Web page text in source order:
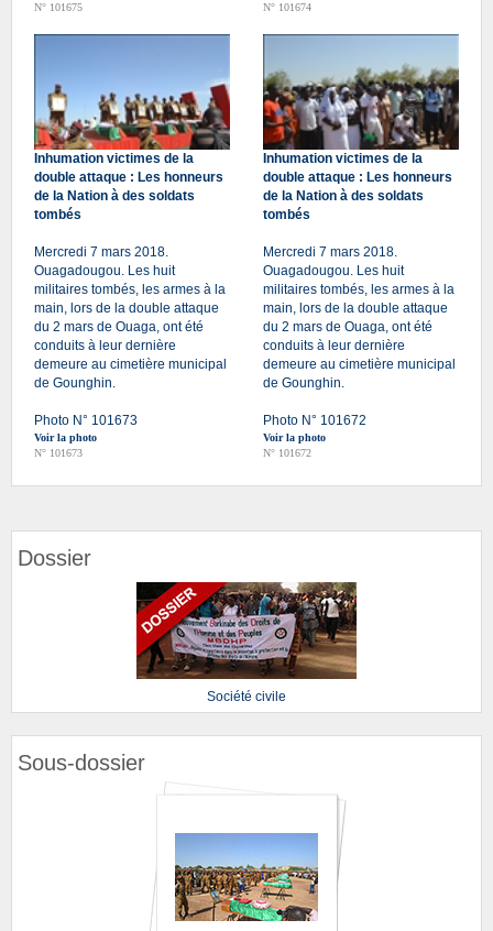
N° 101675 N° 101674
Inhumation victimes de la
double attaque : Les honneurs
de la Nation à des soldats
tombés
Mercredi 7 mars 2018.
Ouagadougou. Les huit
militaires tombés, les armes à la
main, lors de la double attaque
du 2 mars de Ouaga, ont été
conduits à leur dernière
demeure au cimetière municipal
de Gounghin.
Photo N° 101673
Voir la photo
N° 101673
Inhumation victimes de la
double attaque : Les honneurs
de la Nation à des soldats
tombés
Mercredi 7 mars 2018.
Ouagadougou. Les huit
militaires tombés, les armes à la
main, lors de la double attaque
du 2 mars de Ouaga, ont été
conduits à leur dernière
demeure au cimetière municipal
de Gounghin.
Photo N° 101672
Voir la photo
N° 101672
Dossier
Société civile
Sous-dossier